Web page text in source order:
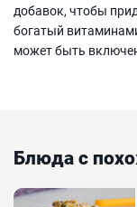
добавок, чтобы
богатый
может быть
Блюда с